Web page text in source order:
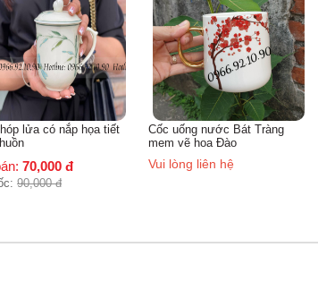
Cốc uống nước Bát Tràng
mem vẽ hoa Đào
Vui lòng liên hệ
Tách uống cafe sứ trắng
Tràng
Vui lòng liên hệ